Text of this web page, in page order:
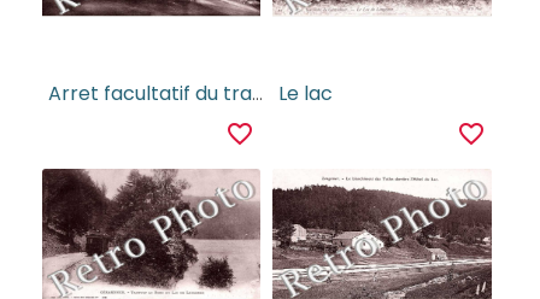
Arret facultatif du tramway - Maison P. Marchal - cafe - boucherie - charcuterie
favorite_border
Le lac
favorite_border